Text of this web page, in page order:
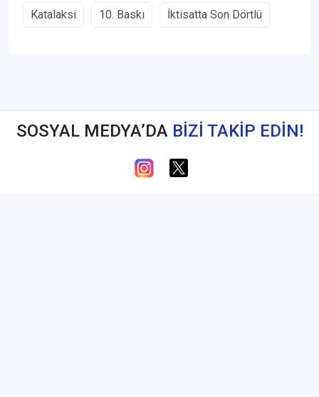
Katalaksi 10. Baskı İktisatta Son Dörtlü
SOSYAL MEDYA’DA BİZİ TAKİP EDİN!